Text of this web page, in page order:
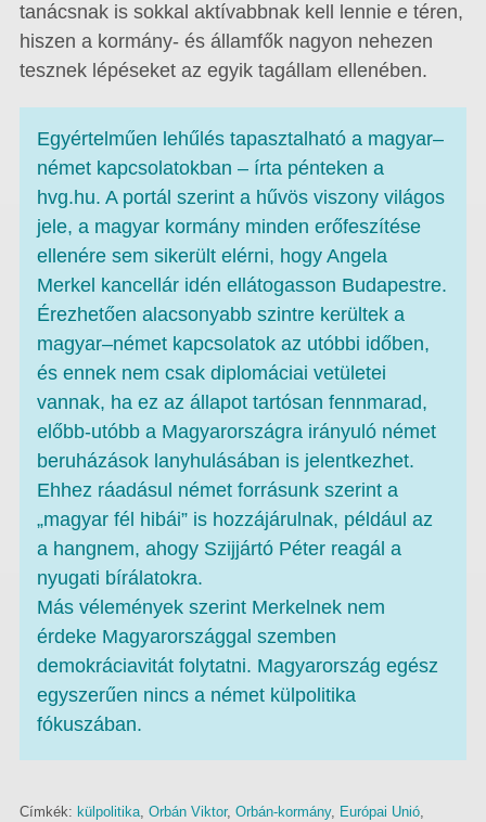
tanácsnak is sokkal aktívabbnak kell lennie e téren,
hiszen a kormány- és államfők nagyon nehezen
tesznek lépéseket az egyik tagállam ellenében.
Egyértelműen lehűlés tapasztalható a magyar–
német kapcsolatokban – írta pénteken a
hvg.hu. A portál szerint a hűvös viszony világos
jele, a magyar kormány minden erőfeszítése
ellenére sem sikerült elérni, hogy Angela
Merkel kancellár idén ellátogasson Budapestre.
Érezhetően alacsonyabb szintre kerültek a
magyar–német kapcsolatok az utóbbi időben,
és ennek nem csak diplomáciai vetületei
vannak, ha ez az állapot tartósan fennmarad,
előbb-utóbb a Magyarországra irányuló német
beruházások lanyhulásában is jelentkezhet.
Ehhez ráadásul német forrásunk szerint a
„magyar fél hibái” is hozzájárulnak, például az
a hangnem, ahogy Szijjártó Péter reagál a
nyugati bírálatokra.
Más vélemények szerint Merkelnek nem
érdeke Magyarországgal szemben
demokráciavitát folytatni. Magyarország egész
egyszerűen nincs a német külpolitika
fókuszában.
Címkék: külpolitika, Orbán Viktor, Orbán-kormány, Európai Unió,